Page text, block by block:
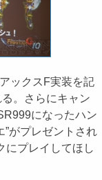
ックスF実装を記
。さらにキャン
になったハン
”がプレゼントされ
にプレイしてほし